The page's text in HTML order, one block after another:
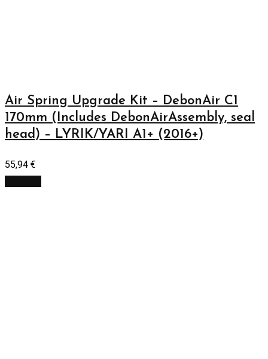
Air Spring Upgrade Kit – DebonAir C1
170mm (Includes DebonAirAssembly, seal
head) – LYRIK/YARI A1+ (2016+)
55,94 €